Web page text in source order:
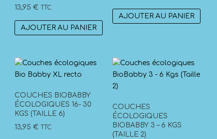
13,95 € TTC
AJOUTER AU PANIER
AJOUTER AU PANIER
COUCHES BIOBABBY
ÉCOLOGIQUES 16- 30
KGS (TAILLE 6)
13,95 € TTC
COUCHES
ÉCOLOGIQUES
BIOBABBY 3 – 6 KGS
(TAILLE 2)